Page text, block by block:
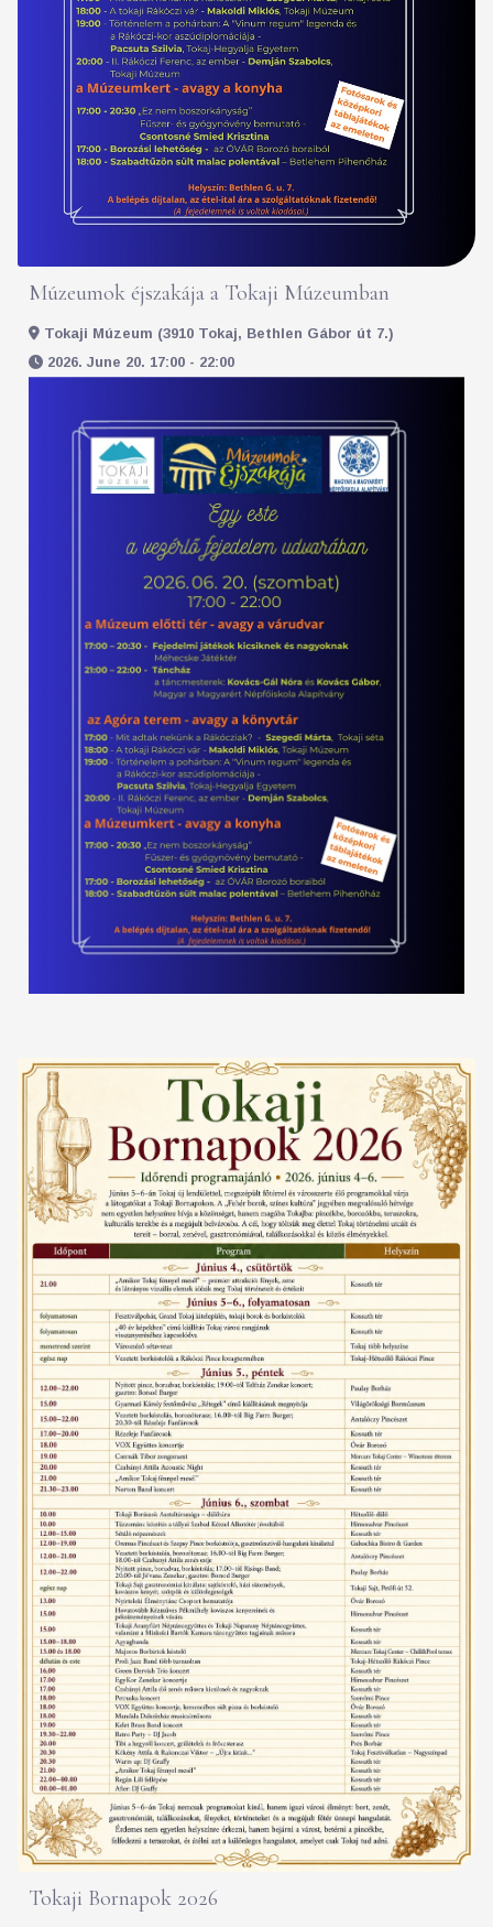
Múzeumok éjszakája a Tokaji Múzeumban
Tokaji Múzeum (3910 Tokaj, Bethlen Gábor út 7.)
2026. June 20. 17:00 - 22:00
Tokaji Bornapok 2026